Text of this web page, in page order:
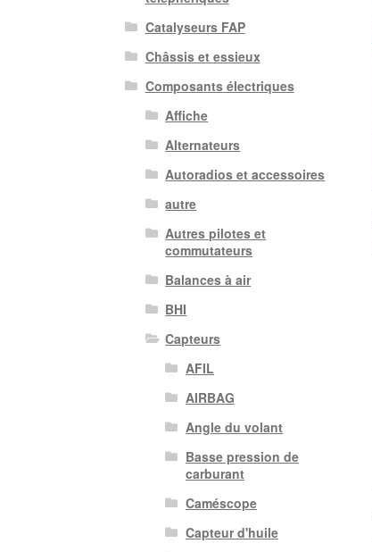
Catalyseurs FAP
Châssis et essieux
Composants électriques
Affiche
Alternateurs
Autoradios et accessoires
autre
Autres pilotes et
commutateurs
Balances à air
BHI
Capteurs
AFIL
AIRBAG
Angle du volant
Basse pression de
carburant
Caméscope
Capteur d'huile